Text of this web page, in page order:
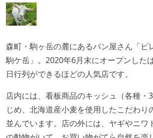
森町・駒ヶ岳の麓にあるパン屋さん「ビ
駒ケ岳」。2020年6月末にオープンした
日行列ができるほどの人気店です。
店内には、看板商品のキッシュ（各種・
じめ、北海道産小麦を使用したこだわり
並んでいます。店の外には、ヤギやニワ